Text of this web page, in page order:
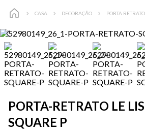
CASA DECORAÇÃO PORTA
PORTA-RETRATO LE
SQUARE P